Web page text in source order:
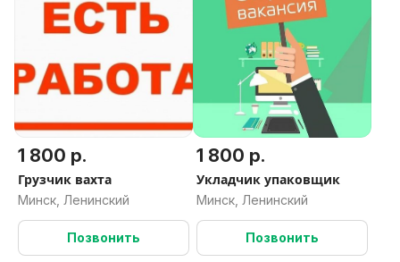
1 800 р.
Грузчик вахта
Минск, Ленинский
Позвонить
1 800 р.
Укладчик упаковщик
Минск, Ленинский
Позвонить